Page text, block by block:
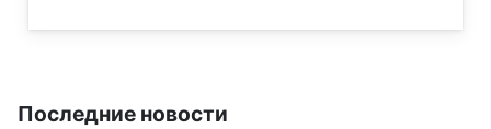
Последние новости